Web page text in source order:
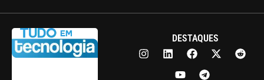
DESTAQUES